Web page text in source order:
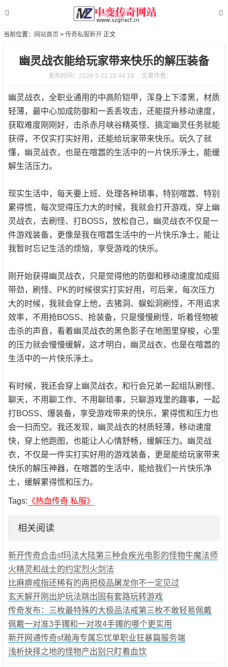
当前位置： 网站首页 > 传奇私服新开 正文
幽灵战衣能给玩家带来快乐的解压装备
发布时间：2026-5-11 22:44:18 文章作者：
幽灵战衣，全职业通用的中高阶铠甲，浑身上下漆黑，材质
轻薄，最中心加成防御和一丢丢攻击，还能提升移动速度，
获取难度刚刚好，击杀赤月峡谷精英怪、搞定幽灵任务就能
获得，不仅实打实好用，还能给玩家带来快乐。玩久了就
懂，幽灵战衣，也是在喧嚣的生活中的一片快乐淨土，能缓
解生活压力。
现实生活中，每天要上班、处理各种琐事，特别喧嚣、特别
累得慌，每次觉得压力大的时候，我就会打开游戏，穿上幽
灵战衣，去刷怪、打BOSS，放松自己，幽灵战衣不仅是一
件游戏装备，更像是我在喧嚣生活中的一片快乐净土，能让
我暂时忘记生活的烦恼，享受游戏的快乐。
刚开始获得幽灵战衣，只是觉得他的防御和移动速度加成挺
带劲，刷怪、PK的时候很实打实好用，可后来，每次压力
大的时候，我就会穿上他，去猪洞、蜈蚣洞刷怪，不用追求
效率，不用抢BOSS、抢装备，只是慢慢刷怪，听着怪物被
击杀的声音，看着幽灵战衣的黑色影子在地图里穿梭，心里
的压力就会慢慢缓解，这才明白，幽灵战衣，也是在喧嚣的
生活中的一片快乐淨土。
有时候，我还会穿上幽灵战衣，和行会兄弟一起组队刷怪、
聊天，不用聊工作、不用聊琐事，只聊游戏里的趣事，一起
打BOSS、爆装备，享受游戏带来的快乐，累得慌和压力也
会一扫而空。我还发现，幽灵战衣的材质轻薄，移动速度
快，穿上他跑图，也能让人心情舒畅，缓解压力。幽灵战
衣，不仅是一件实打实好用的游戏装备，更是能给玩家带来
快乐的解压神器，在喧嚣的生活中，能给我们一片快乐净
土，缓解累得慌和压力。
Tags: 《热血传奇 私服》
相关阅读
新开传奇合击sf玛法大陆第三种会疾光电影的怪物牛魔法师
火精灵和战士的约定烈火剑法
比麻痹戒指还稀有的两把极品屠龙你不一定见过
玄天解开刚出炉玩法跳出固有套路玩转游戏
传奇发布：三枚最特殊的大极品法戒第三枚不敢轻易佩戴
佩戴一对准3手镯和一对攻4手镯的哪个更实用
新开网通传奇sf瀚海专属忘忧单职业狂暴篇服务端
浅析抉择之地的怪物产出别只盯着血饮